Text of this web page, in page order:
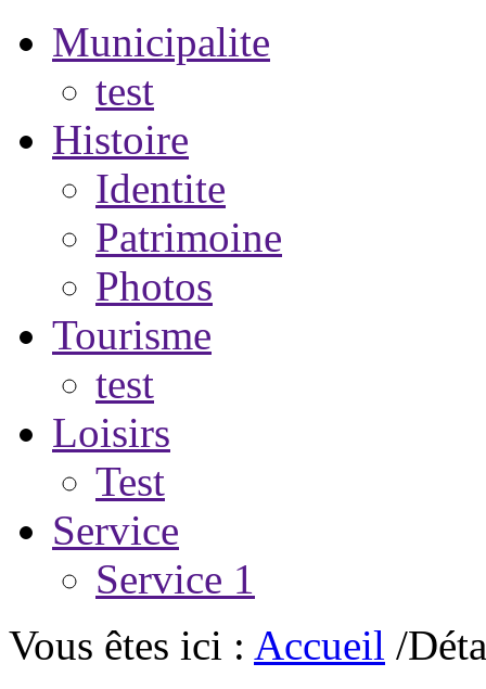
Municipalite
test
Histoire
Identite
Patrimoine
Photos
Tourisme
test
Loisirs
Test
Service
Service 1
Vous êtes ici : Accueil /